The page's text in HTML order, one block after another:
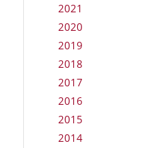
2021
2020
2019
2018
2017
2016
2015
2014